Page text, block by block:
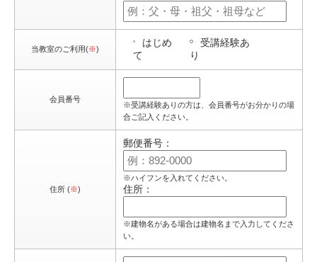
当教室のご利用(※)
はじめ
て
受講経験あ
り
会員番号
※受講経験ありの方は、会員番号がお分かりの場
合ご記入ください。
住所 (※)
郵便番号：
※ハイフンを入れてください。
住所：
※建物名がある場合は建物名まで入力してくださ
い。